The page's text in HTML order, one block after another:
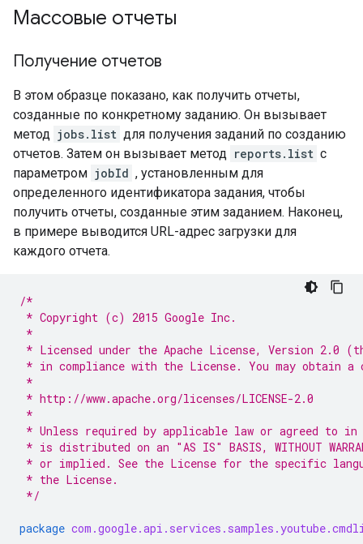
Массовые отчеты
Получение отчетов
В этом образце показано, как получить отчеты,
созданные по конкретному заданию. Он вызывает
метод jobs.list для получения заданий по созданию
отчетов. Затем он вызывает метод reports.list с
параметром jobId , установленным для
определенного идентификатора задания, чтобы
получить отчеты, созданные этим заданием. Наконец,
в примере выводится URL-адрес загрузки для
каждого отчета.
/*
* Copyright (c) 2015 Google Inc.
*
* Licensed under the Apache License, Version
* in compliance with the License. You may obtain
*
* http://www.apache.org/licenses/LICENSE-2.0
*
* Unless required by applicable law or agreed to
* is distributed on an "AS IS" BASIS, WITHOUT
* or implied. See the License for the specific
* the License.
*/
package